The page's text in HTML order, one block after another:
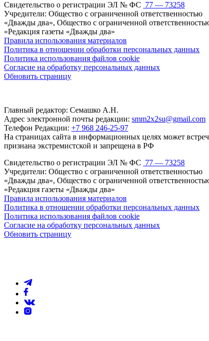
Свидетельство о регистрации ЭЛ № ФС 77 — 73258
Учредители: Общество с ограниченной ответственностью
«Дважды два», Общество с ограниченной
«Редакция газеты «Дважды два»
Правила использования материалов
Политика в отношении обработки персональных данных
Политика использования файлов cookie
Согласие на обработку персональных данных
Обновить страницу
Главный редактор: Семашко А.Н.
Адрес электронной почты редакции: smm2x2su@gmail.com
Телефон Редакции: +7 968 246-25-97
На страницах сайта в информационных целях может
признана экстремистской и запрещена в РФ
Свидетельство о регистрации ЭЛ № ФС 77 — 73258
Учредители: Общество с ограниченной ответственностью
«Дважды два», Общество с ограниченной
«Редакция газеты «Дважды два»
Правила использования материалов
Политика в отношении обработки персональных данных
Политика использования файлов cookie
Согласие на обработку персональных данных
Обновить страницу